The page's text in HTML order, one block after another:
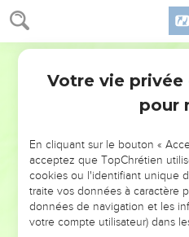
1 Samuel 20
manière à le dépasser.
Tandis que le serviteur
s’était plantée, Jonatan lui cria
encore plus loin ?
Allons, dépêche-toi, ne
Il ignorait tout du rendez-
étaient au courant.
Jonatan remit son arc et ses
ordonna de les rapporter en
Votre vie
pour
En cliquant sur le bouton «
acceptez que TopChrétien
cookies ou l'identifiant unique
traite vos données à caractère
données de navigation et les
votre compte utilisateur) dans